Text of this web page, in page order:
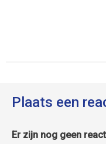
Plaats een
Er zijn nog geen